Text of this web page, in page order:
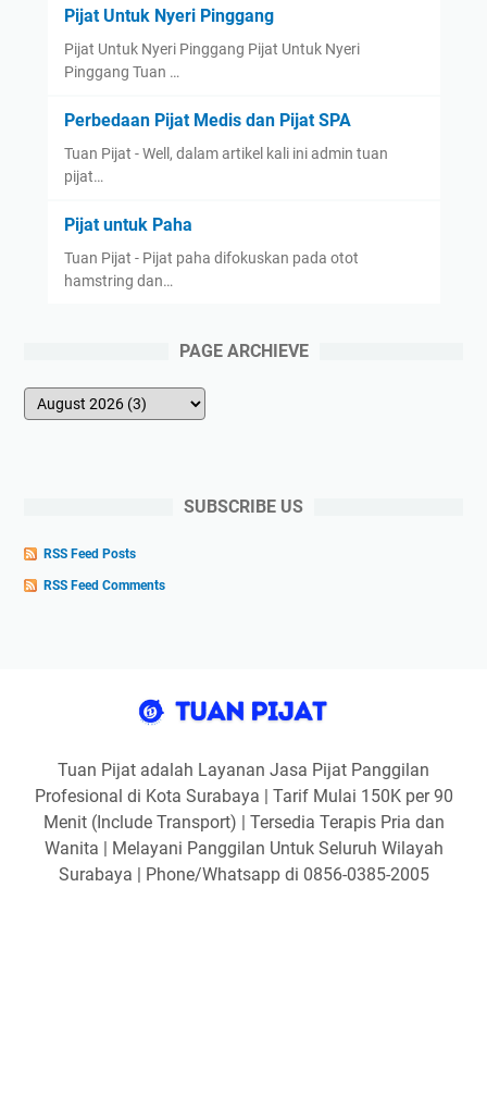
Pijat Untuk Nyeri Pinggang
Pijat Untuk Nyeri Pinggang Pijat Untuk Nyeri
Pinggang Tuan …
Perbedaan Pijat Medis dan Pijat SPA
Tuan Pijat - Well, dalam artikel kali ini admin tuan
pijat…
Pijat untuk Paha
Tuan Pijat - Pijat paha difokuskan pada otot
hamstring dan…
PAGE ARCHIEVE
SUBSCRIBE US
RSS Feed Posts
RSS Feed Comments
Tuan Pijat adalah Layanan Jasa Pijat Panggilan
Profesional di Kota Surabaya | Tarif Mulai 150K per 90
Menit (Include Transport) | Tersedia Terapis Pria dan
Wanita | Melayani Panggilan Untuk Seluruh Wilayah
Surabaya | Phone/Whatsapp di 0856-0385-2005